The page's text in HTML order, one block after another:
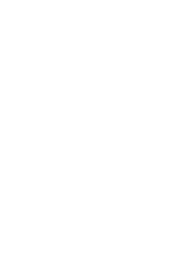
恭喜三林李
恭喜三林何鈺森
恭喜三畜蔣昀祐 國